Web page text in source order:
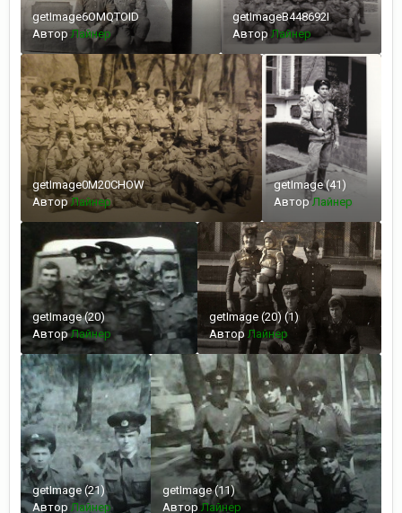
getImage6OMQTOID
АвторЛайнер
getImageB448692I
АвторЛайнер
getImage0M20CHOW
АвторЛайнер
getImage (41)
АвторЛайнер
getImage (20)
АвторЛайнер
getImage (20) (1)
Автор Лайнер
getImage (21)
Автор Лайнер
getImage (11)
Автор Лайнер